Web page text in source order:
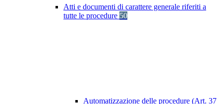
Atti e documenti di carattere generale riferiti a
tutte le procedure 50
Automatizzazione delle procedure (Art. 37